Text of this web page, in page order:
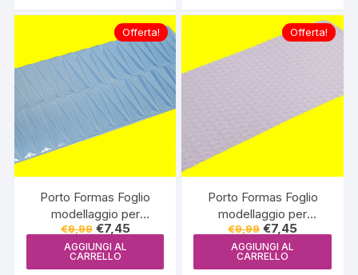
Offerta!
Porto Formas Foglio
modellaggio per
cioccolato-PF862
origami2 (grande)
€9,99 Il
prezzo
originale
era:
€7,45Il
prezzo
AGGIUNGI AL
CARRELLO
Offerta!
Porto Formas Foglio
modellaggio per
cioccolato Treccia-
PF804
€9,99 Il
prezzo
originale
era:
€7,45Il
prezzo
AGGIUNGI AL
CARRELLO